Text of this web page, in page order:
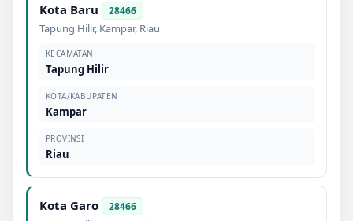
Kota Baru 28466
Tapung Hilir, Kampar, Riau
KECAMATAN
Tapung Hilir
KOTA/KABUPATEN
Kampar
PROVINSI
Riau
Kota Garo 28466